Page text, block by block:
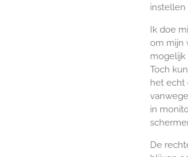
instellen
Ik doe
om mijn
mogelijk
Toch
het echt
in
De